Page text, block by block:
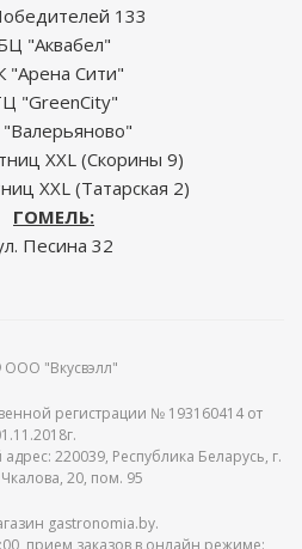
133
"Аквабел"
"Арена Сити"
"GreenCity"
XXL (Скорины 9)
XXL (Татарская 2)
ГОМЕЛЬ:
Песина 32
ООО "Вкусвэлл"
регистрации № 193160414 от
220039, Республика Беларусь, г.
20, пом. 95
gastronomia.by.
прием заказов в онлайн режиме: